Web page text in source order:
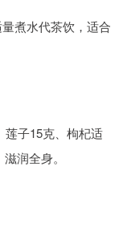
煮水代茶饮，适合
莲子15克、枸杞适
润全身。